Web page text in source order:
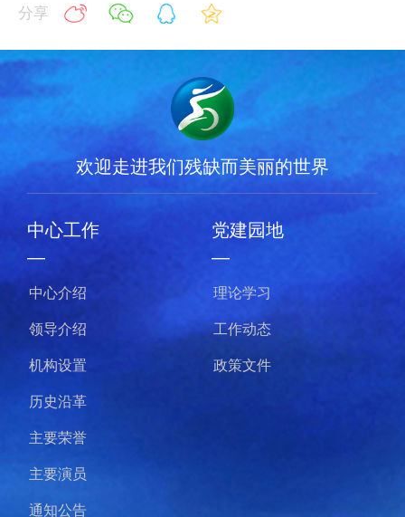
分享
欢迎走进我们残缺而美丽的世界
中心工作
—
中心介绍
领导介绍
机构设置
历史沿革
主要荣誉
主要演员
通知公告
党建园地
—
理论学习
工作动态
政策文件